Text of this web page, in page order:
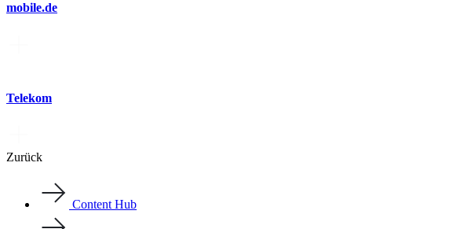
mobile.de
Telekom
Zurück
Content Hub